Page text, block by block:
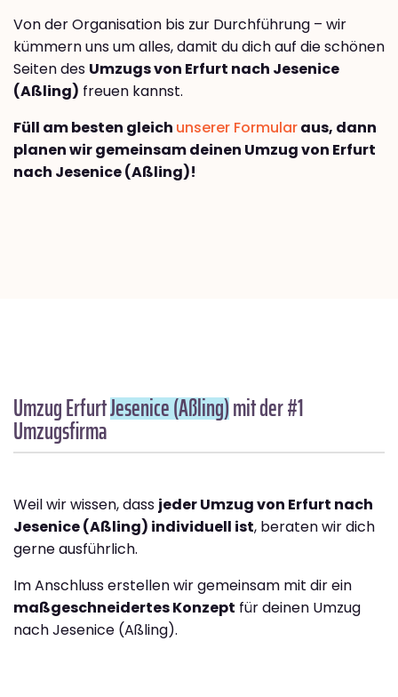
Von der Organisation bis zur Durchführung – wir
kümmern uns um alles, damit du dich auf die schönen
Seiten des Umzugs von Erfurt nach Jesenice
(Aßling) freuen kannst.
Füll am besten gleich unserer Formularaus, dann
planen wir gemeinsam deinen Umzug von Erfurt
nach Jesenice (Aßling)!
Umzug ErfurtJesenice (Aßling)mit der #1
Umzugsfirma
Weil wir wissen, dass jeder Umzug von Erfurt nach
Jesenice (Aßling) individuell ist, beraten wir dich
gerne ausführlich.
Im Anschluss erstellen wir gemeinsam mit dir ein
maßgeschneidertes Konzept für deinen Umzug
nach Jesenice (Aßling).